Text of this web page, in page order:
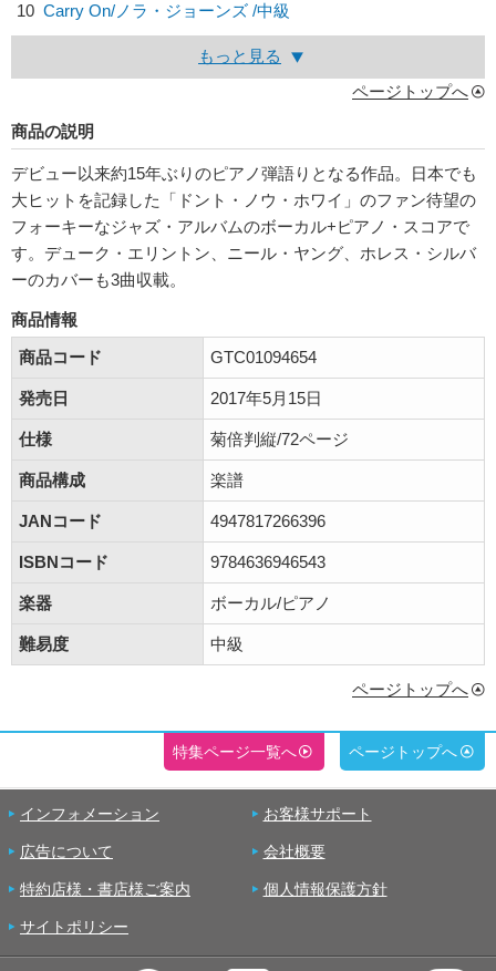
10 Carry On/ ノラ・ジョーンズ /中級
もっと見る
ページトップへ
商品の説明
デビュー以来約15年ぶりのピアノ弾語りとなる作品。日本でも
大ヒットを記録した「ドント・ノウ・ホワイ」のファン待望の
フォーキーなジャズ・アルバムのボーカル+ピアノ・スコアで
す。デューク・エリントン、ニール・ヤング、ホレス・シルバ
ーのカバーも3曲収載。
商品情報
商品コード
GTC01094654
発売日 2017年5月15日
仕様 菊倍判縦/72ページ
商品構成 楽譜
JANコード 4947817266396
ISBNコード 9784636946543
楽器 ボーカル/ピアノ
難易度 中級
ページトップへ
特集ページ一覧へ ページトップへ
インフォメーション お客様サポート
広告について 会社概要
特約店様・書店様ご案内 個人情報保護方針
サイトポリシー